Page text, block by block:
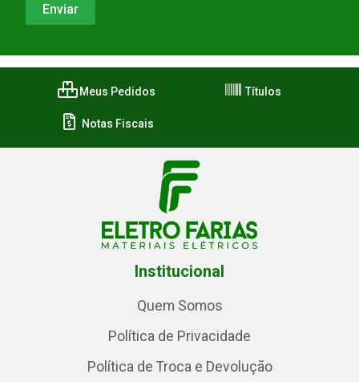
Meus Pedidos Títulos
Notas Fiscais
Institucional
Quem Somos
Política de Privacidade
Política de Troca e Devolução